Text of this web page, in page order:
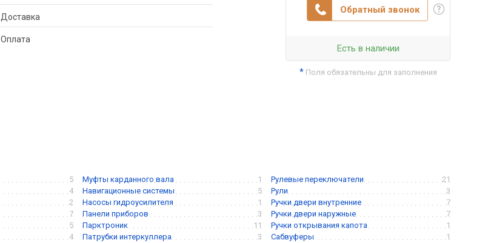
Доставка
Оплата
Обратный звонок
Есть в наличии
*Поля обязательны для заполнения
5
4
2
7
5
4
Муфты карданного вала
1
Навигационные системы
5
Насосы гидроусилителя
1
Панели приборов
3
Парктроник
11
Патрубки интеркуллера
3
Рулевые переключатели
21
Рули
3
Ручки двери внутренние
7
Ручки двери наружные
7
Ручки открывания капота
1
Сабвуферы
1